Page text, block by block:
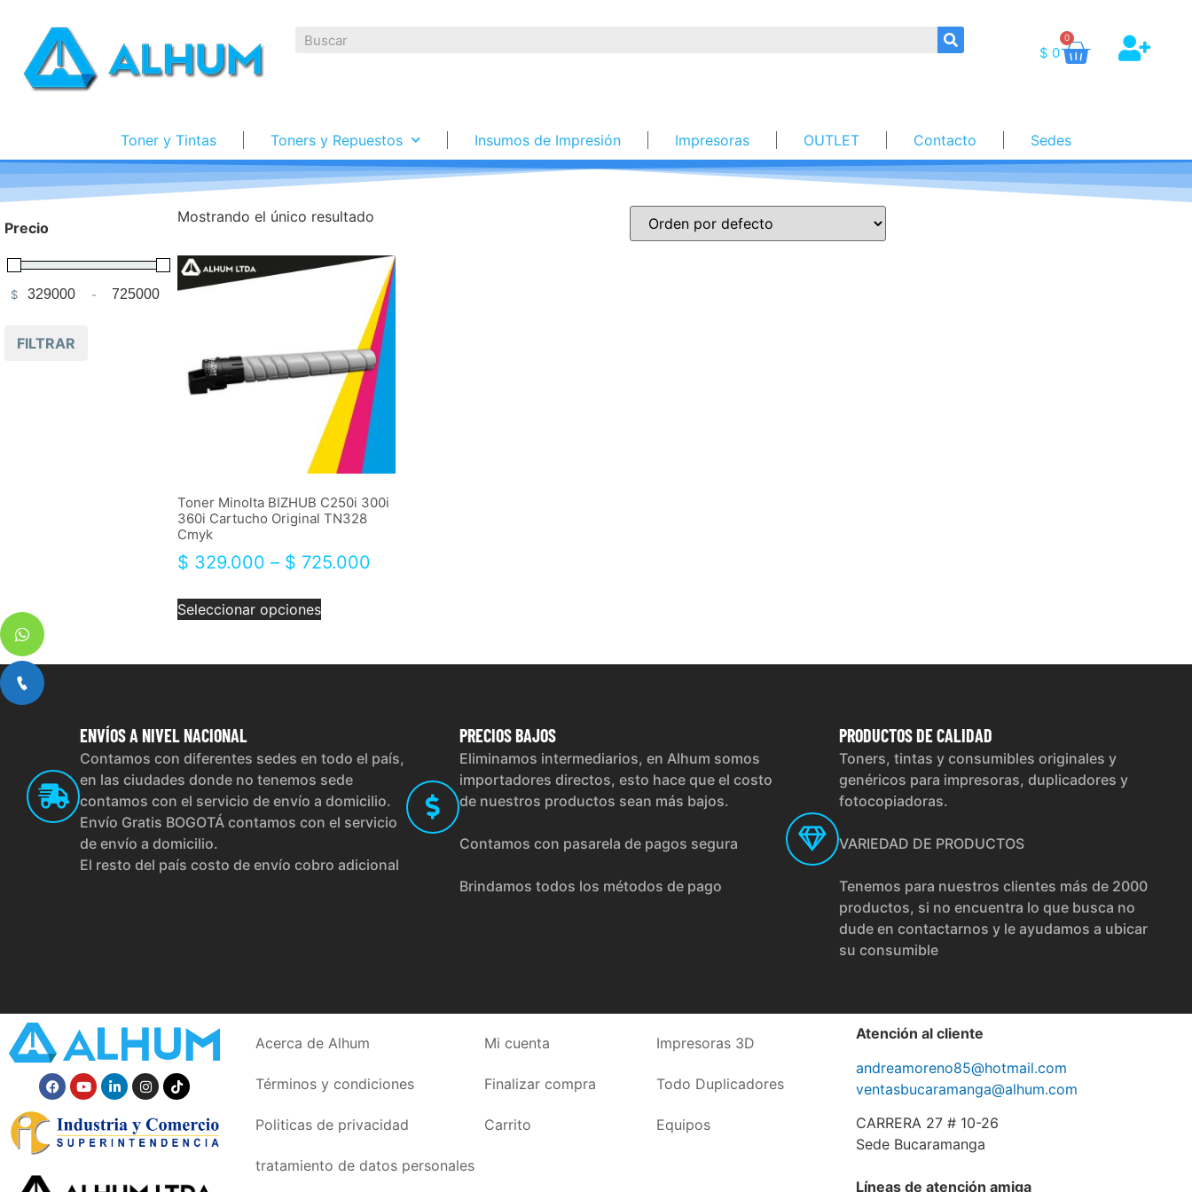
$ 0
0
Toner y Tintas Toners y Repuestos Insumos de Impresión Impresoras OUTLET Contacto Sedes
Precio
$ Minimum Price
-Maximum Price
FILTRAR
Mostrando el único resultado
Toner Minolta BIZHUB C250i 300i
360i Cartucho Original TN328
Cmyk
$ 329.000 – $ 725.000
Seleccionar opciones
ENVÍOSA NIVEL NACIONAL
Contamos con diferentes sedes en todo el país,
en las ciudades donde no tenemos sede
contamos con el servicio de envío a domicilio.
Envío Gratis BOGOTÁ contamos con el servicio
de envío a domicilio.
El resto del país costo de envío cobro adicional
PRECIOSBAJOS
Eliminamos intermediarios, en Alhum somos
importadores directos, esto hace que el costo
de nuestros productos sean más bajos.
Contamos con pasarela de pagos segura
Brindamos todos los métodos de pago
PRODUCTOSDE CALIDAD
Toners, tintas y consumibles originales y
genéricos para impresoras, duplicadores y
fotocopiadoras.
VARIEDAD DE PRODUCTOS
Tenemos para nuestros clientes más de 2000
productos, si no encuentra lo que busca no
dude en contactarnos y le ayudamos a ubicar
su consumible
Acerca de Alhum
Términos y condiciones
Politicas de privacidad
tratamiento de datos personales
Mi cuenta
Finalizar compra
Carrito
Impresoras 3D
Todo Duplicadores
Equipos
Atención al cliente
andreamoreno85@hotmail.com
ventasbucaramanga@alhum.com
CARRERA 27 # 10-26
Sede Bucaramanga
Líneas de atención amiga